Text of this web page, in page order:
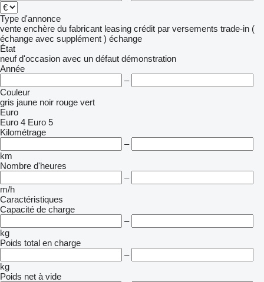
Type d'annonce
vente enchère du fabricant leasing crédit par versements trade-in (
échange avec supplément ) échange
État
neuf d'occasion avec un défaut démonstration
Année
–
Couleur
gris jaune noir rouge vert
Euro
Euro 4 Euro 5
Kilométrage
–
km
Nombre d'heures
–
m/h
Caractéristiques
Capacité de charge
–
kg
Poids total en charge
–
kg
Poids net à vide